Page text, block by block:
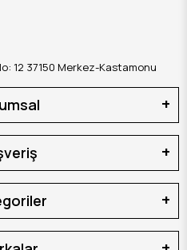
12 37150 Merkez-Kastamonu